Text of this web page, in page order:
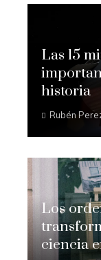
Las 15
historia
Rubén
Los
ciencia